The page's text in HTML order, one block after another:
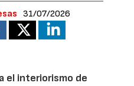
31/07/2026
el interiorismo de